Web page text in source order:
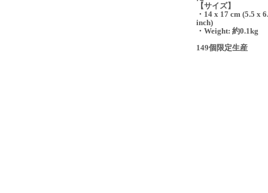
【サイズ】
・14 x 17 cm (5.5 x
inch)
・Weight: 約0.1kg
149個限定生産